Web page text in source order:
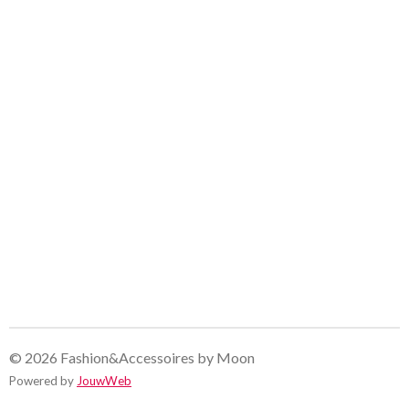
© 2026 Fashion&Accessoires by Moon
Powered by JouwWeb